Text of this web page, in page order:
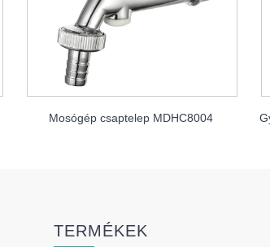
Mosógép csaptelep MDHC8004
TERMÉKEK